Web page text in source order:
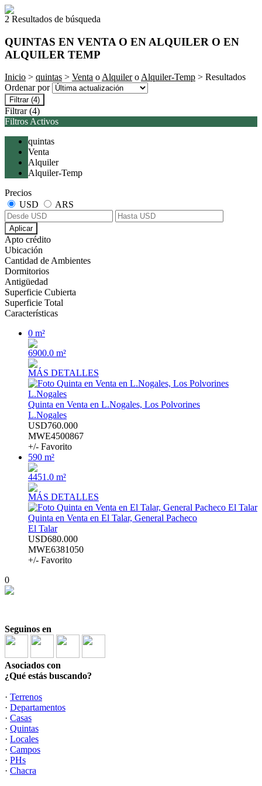
2 Resultados de búsqueda
QUINTAS EN VENTA O EN ALQUILER O EN
ALQUILER TEMP
Inicio > quintas > Venta oAlquileroAlquiler-Temp > Resultados
Ordenar por
Filtrar (4)
Filtrar (4)
Filtros Activos
quintas
Venta
Alquiler
Alquiler-Temp
Precios
USD
ARS
Aplicar
Apto crédito
Ubicación
Cantidad de Ambientes
Dormitorios
Antigüedad
Superficie Cubierta
Superficie Total
Características
0 m²
6900.0 m²
MÁS DETALLES
Quinta en Venta en L.Nogales, Los Polvorines
L.Nogales
USD760.000
MWE4500867
+/- Favorito
590 m²
4451.0 m²
MÁS DETALLES
Quinta en Venta en El Talar, General Pacheco
El Talar
USD680.000
MWE6381050
+/- Favorito
0
Seguinos en
Asociados con
¿Qué estás buscando?
· Terrenos
· Departamentos
· Casas
· Quintas
· Locales
· Campos
· PHs
· Chacra